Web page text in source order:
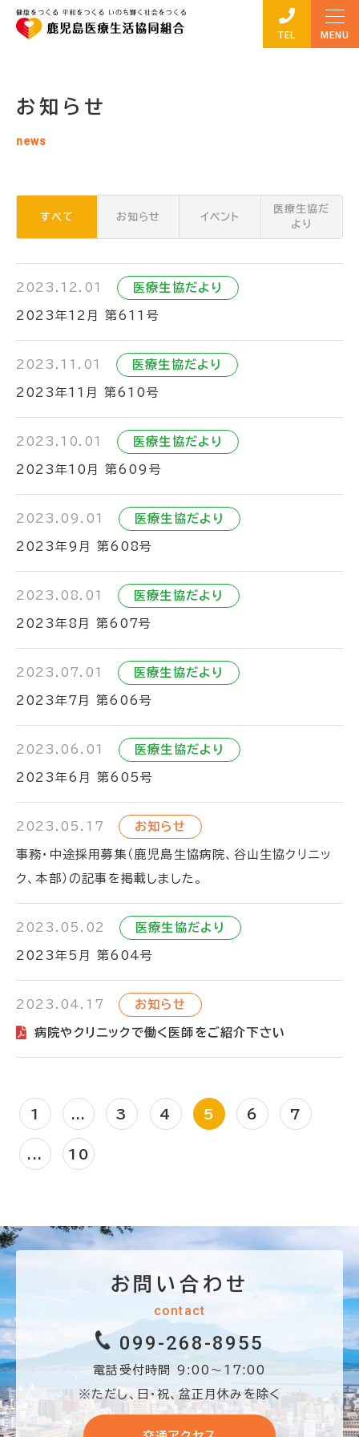
TEL
お知らせ
news
すべて お知らせ イベント
医療生協だ
より
2023.12.01 医療生協だより
2023年12月 第611号
2023.11.01 医療生協だより
2023年11月 第610号
2023.10.01 医療生協だより
2023年10月 第609号
2023.09.01 医療生協だより
2023年9月 第608号
2023.08.01 医療生協だより
2023年8月 第607号
2023.07.01 医療生協だより
2023年7月 第606号
2023.06.01 医療生協だより
2023年6月 第605号
2023.05.17 お知らせ
事務・中途採用募集（鹿児島生協病院、谷山生協クリニッ
ク、本部）の記事を掲載しました。
2023.05.02 医療生協だより
2023年5月 第604号
2023.04.17 お知らせ
病院やクリニックで働く医師をご紹介下さい
1 ... 3 4 5 6 7
... 10
お問い合わせ
contact
099-268-8955
電話受付時間 9:00〜17:00
※ただし、日・祝、盆正月休みを除く